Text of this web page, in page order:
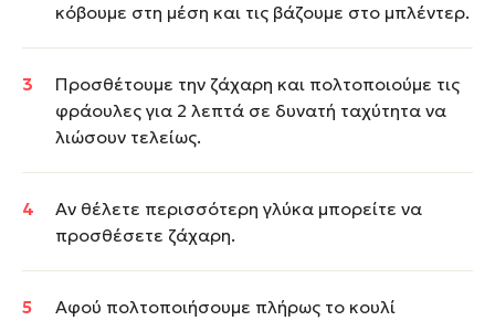
κόβουμε στη μέση και τις βάζουμε στο μπλέντερ.
Προσθέτουμε την ζάχαρη και πολτοποιούμε τις
φράουλες για 2 λεπτά σε δυνατή ταχύτητα να
λιώσουν τελείως.
Αν θέλετε περισσότερη γλύκα μπορείτε να
προσθέσετε ζάχαρη.
Αφού πολτοποιήσουμε πλήρως το κουλί